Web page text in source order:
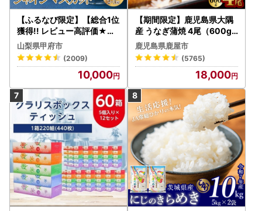
【ふるなび限定】【総合1位
獲得!! レビュー高評価★】
〈2026年度配送分〉山梨
県産 シャインマスカット 2
～3房（1.0kg以上）シャイ
ン フルーツ FN-Limited-S
P
山梨県甲府市
(2009)
10,000
【期間限定】鹿児島県大隅
産 うなぎ蒲焼 4尾（600g
） KN007-004-04-cp18
うなぎ 鰻 魚 惣菜 総菜
鹿児島県鹿屋市
(5765)
18,000